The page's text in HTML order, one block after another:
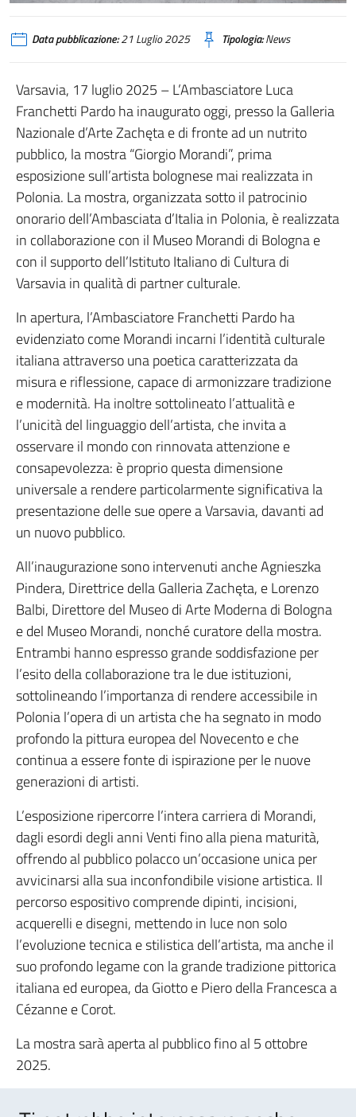
Data pubblicazione:21 Luglio 2025 Tipologia:News
Varsavia, 17 luglio 2025 – L’Ambasciatore Luca
Franchetti Pardo ha inaugurato oggi, presso la Galleria
Nazionale d’Arte Zachęta e di fronte ad un nutrito
pubblico, la mostra “Giorgio Morandi”, prima
esposizione sull’artista bolognese mai realizzata in
Polonia. La mostra, organizzata sotto il patrocinio
onorario dell’Ambasciata d’Italia in Polonia, è realizzata
in collaborazione con il Museo Morandi di Bologna e
con il supporto dell’Istituto Italiano di Cultura di
Varsavia in qualità di partner culturale.
In apertura, l’Ambasciatore Franchetti Pardo ha
evidenziato come Morandi incarni l’identità culturale
italiana attraverso una poetica caratterizzata da
misura e riflessione, capace di armonizzare tradizione
e modernità. Ha inoltre sottolineato l’attualità e
l’unicità del linguaggio dell’artista, che invita a
osservare il mondo con rinnovata attenzione e
consapevolezza: è proprio questa dimensione
universale a rendere particolarmente significativa la
presentazione delle sue opere a Varsavia, davanti ad
un nuovo pubblico.
All’inaugurazione sono intervenuti anche Agnieszka
Pindera, Direttrice della Galleria Zachęta, e Lorenzo
Balbi, Direttore del Museo di Arte Moderna di Bologna
e del Museo Morandi, nonché curatore della mostra.
Entrambi hanno espresso grande soddisfazione per
l’esito della collaborazione tra le due istituzioni,
sottolineando l’importanza di rendere accessibile in
Polonia l’opera di un artista che ha segnato in modo
profondo la pittura europea del Novecento e che
continua a essere fonte di ispirazione per le nuove
generazioni di artisti.
L’esposizione ripercorre l’intera carriera di Morandi,
dagli esordi degli anni Venti fino alla piena maturità,
offrendo al pubblico polacco un’occasione unica per
avvicinarsi alla sua inconfondibile visione artistica. Il
percorso espositivo comprende dipinti, incisioni,
acquerelli e disegni, mettendo in luce non solo
l’evoluzione tecnica e stilistica dell’artista, ma anche il
suo profondo legame con la grande tradizione pittorica
italiana ed europea, da Giotto e Piero della Francesca a
Cézanne e Corot.
La mostra sarà aperta al pubblico fino al 5 ottobre
2025.